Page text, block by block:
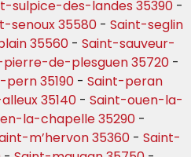
sulpice-des-landes 35390 -
senoux 35580 - Saint-seglin
35560 - Saint-sauveur-
pierre-de-plesguen 35720 -
pern 35190 - Saint-peran
35140 - Saint-ouen-la-
la-chapelle 35290 -
m’hervon 35360 - Saint-